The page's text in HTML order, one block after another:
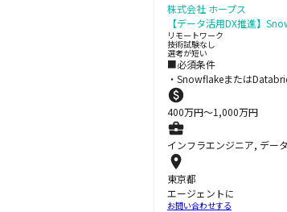
株式会社 ホープス
【データ活用DX推進】
リモートワーク
技術試験なし
選考が短い
■必須条件
・Snowflakeまたは
400万円〜1,000万円
インフラエンジニア, デー
東京都
エージェントに
お問い合わせする